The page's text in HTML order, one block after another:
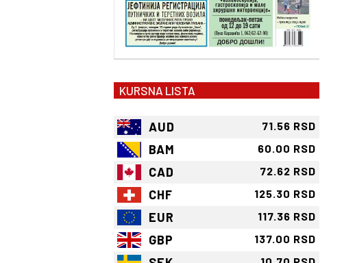
KURSNA LISTA
AUD 71.56 RSD
BAM 60.00 RSD
CAD 72.62 RSD
CHF 125.30 RSD
EUR 117.36 RSD
GBP 137.00 RSD